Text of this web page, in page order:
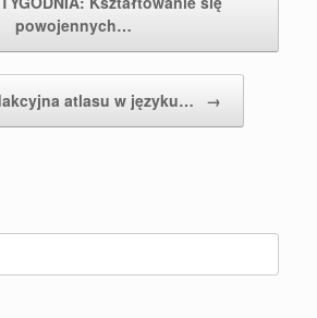
powojennych…
atlasu w języku… →